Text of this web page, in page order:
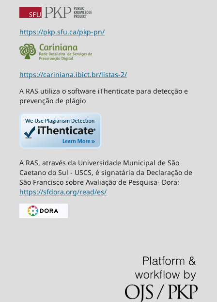
https://pkp.sfu.ca/pkp-pn/
https://cariniana.ibict.br/listas-2/
A RAS utiliza o software iThenticate para detecção e
prevenção de plágio
A RAS, através da Universidade Municipal de São
Caetano do Sul - USCS, é signatária da Declaração de
São Francisco sobre Avaliação de Pesquisa- Dora:
https://sfdora.org/read/es/